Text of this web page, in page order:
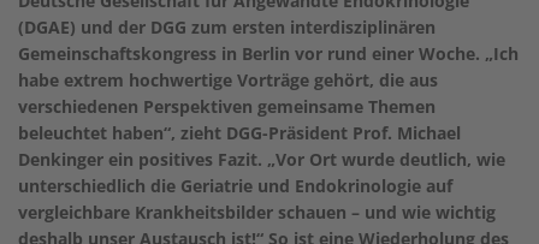
(DGAE) und der DGG zum ersten interdisziplinären
Gemeinschaftskongress in Berlin vor rund einer Woche. „Ich
habe extrem hochwertige Vorträge gehört, die aus
verschiedenen Perspektiven gemeinsame Themen
beleuchtet haben“, zieht DGG-Präsident Prof. Michael
Denkinger ein positives Fazit. „Vor Ort wurde deutlich, wie
unterschiedlich die Geriatrie und Endokrinologie auf
vergleichbare Krankheitsbilder schauen – und wie wichtig
deshalb unser Austausch ist!“ So ist eine Wiederholung des